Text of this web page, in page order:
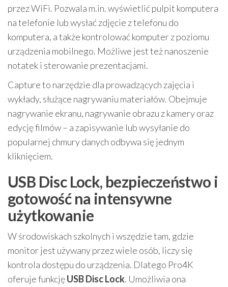
przez WiFi. Pozwala m.in. wyświetlić pulpit komputera
na telefonie lub wysłać zdjęcie z telefonu do
komputera, a także kontrolować komputer z poziomu
urządzenia mobilnego. Możliwe jest też nanoszenie
notatek i sterowanie prezentacjami.
Capture to narzędzie dla prowadzących zajęcia i
wykłady, służące nagrywaniu materiałów. Obejmuje
nagrywanie ekranu, nagrywanie obrazu z kamery oraz
edycję filmów – a zapisywanie lub wysyłanie do
popularnej chmury danych odbywa się jednym
kliknięciem.
USB Disc Lock, bezpieczeństwo i
gotowość na intensywne
użytkowanie
W środowiskach szkolnych i wszędzie tam, gdzie
monitor jest używany przez wiele osób, liczy się
kontrola dostępu do urządzenia. Dlatego Pro4K
oferuje funkcjęUSB Disc Lock. Umożliwia ona